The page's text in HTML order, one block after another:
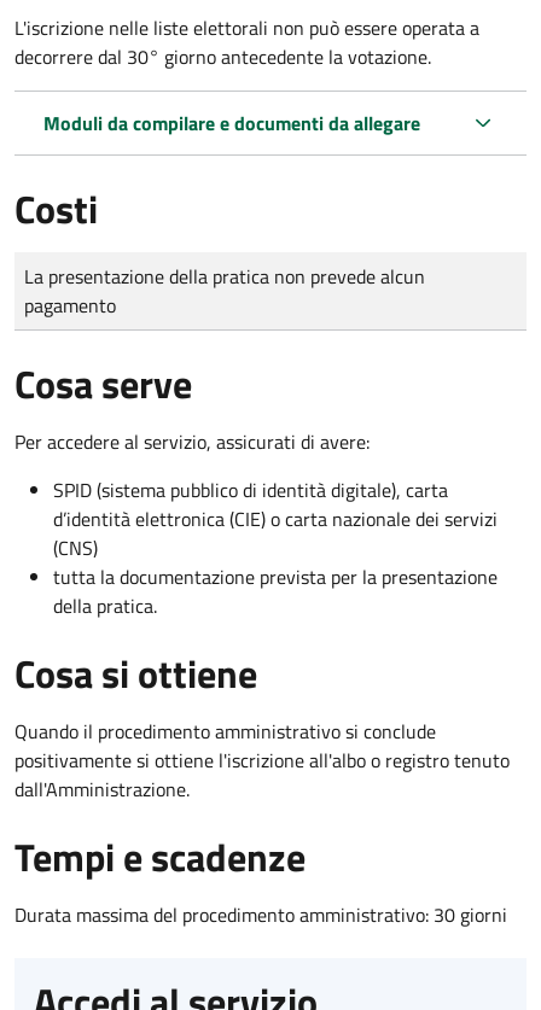
L'iscrizione nelle liste elettorali non può essere operata a
decorrere dal 30° giorno antecedente la votazione.
Moduli da compilare e documenti da allegare
Costi
Tipo di pagamento
Importo
La presentazione della pratica non prevede alcun
pagamento
Cosa serve
Per accedere al servizio, assicurati di avere:
SPID (sistema pubblico di identità digitale), carta
d’identità elettronica (CIE) o carta nazionale dei servizi
(CNS)
tutta la documentazione prevista per la presentazione
della pratica.
Cosa si ottiene
Quando il procedimento amministrativo si conclude
positivamente si ottiene l'iscrizione all'albo o registro tenuto
dall'Amministrazione.
Tempi e scadenze
Durata massima del procedimento amministrativo: 30 giorni